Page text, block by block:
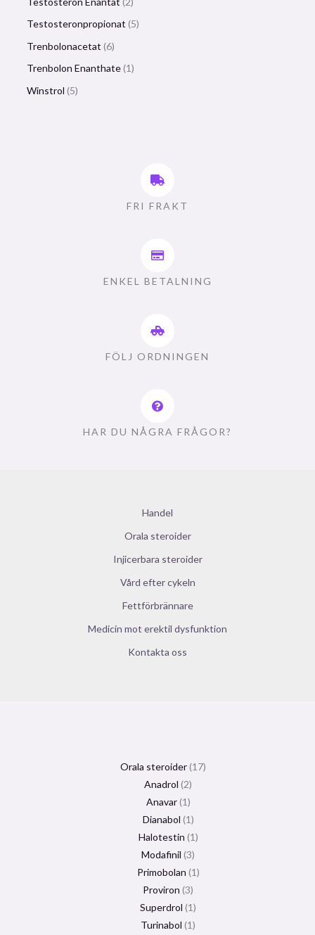
Testosteronpropionat 5
Trenbolonacetat 6
Trenbolon Enanthate 1
Winstrol 5
FRI FRAKT
ENKEL BETALNING
FÖLJ ORDNINGEN
HAR DU NÅGRA FRÅGOR?
Handel
Orala steroider
Injicerbara steroider
Vård efter cykeln
Fettförbrännare
Medicin mot erektil dysfunktion
Kontakta oss
Orala steroider 17
Anadrol 2
Anavar 1
Dianabol 1
Halotestin 1
Modafinil 3
Primobolan 1
Proviron 3
Superdrol 1
Turinabol 1